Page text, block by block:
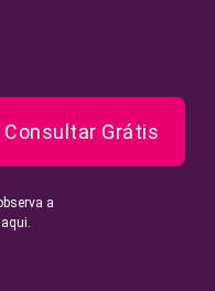
Consultar Grátis
a